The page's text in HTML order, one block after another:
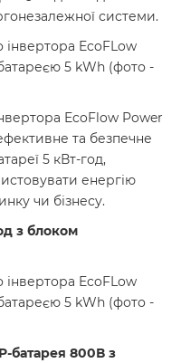
системи.
EcoFlow Power
та безпечне
5 кВт-год,
енергію
чи бізнесу.
з блоком
батарея 800В з